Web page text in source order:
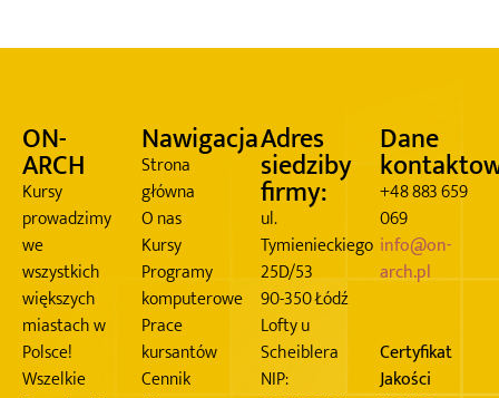
ON-
ARCH
Kursy
prowadzimy
we
wszystkich
większych
miastach w
Polsce!
Wszelkie
Nawigacja
Strona
główna
O nas
Kursy
Programy
komputerowe
Prace
kursantów
Cennik
Adres
siedziby
firmy:
ul.
Tymienieckiego
25D/53
90-350 Łódź
Lofty u
Scheiblera
NIP:
Dane
+48 883 659
069
info@on-
arch.pl
Certyfikat
Jakości